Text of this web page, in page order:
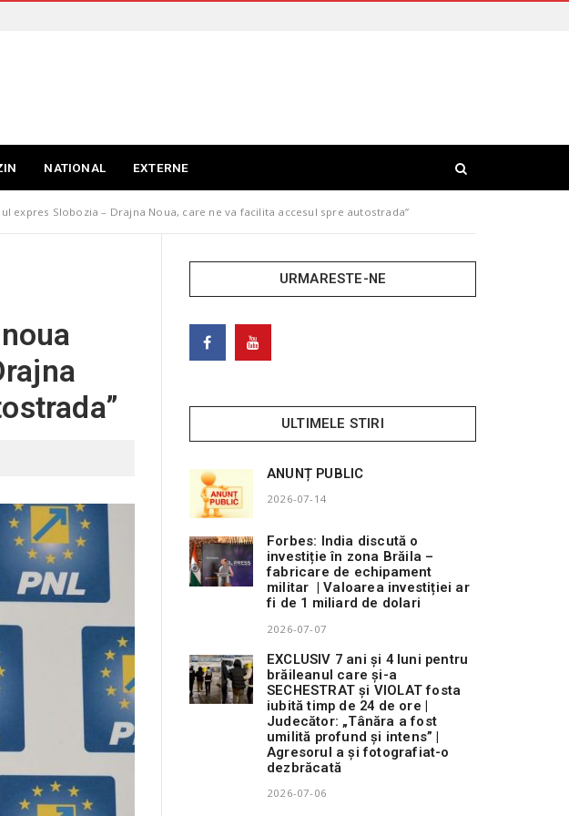
NATIONAL EXTERNE
expres Slobozia – Drajna Noua, care ne va facilita accesul spre autostrada”
URMARESTE-NE
ULTIMELE STIRI
ANUNȚ PUBLIC
2026-07-14
Forbes: India discută o
investiție în zona Brăila –
fabricare de echipament
militar | Valoarea investiției ar
fi de 1 miliard de dolari
2026-07-07
EXCLUSIV 7 ani și 4 luni pentru
brăileanul care și-a
SECHESTRAT și VIOLAT fosta
iubită timp de 24 de ore |
Judecător: „Tânăra a fost
umilită profund și intens” |
Agresorul a și fotografiat-o
dezbrăcată
2026-07-06